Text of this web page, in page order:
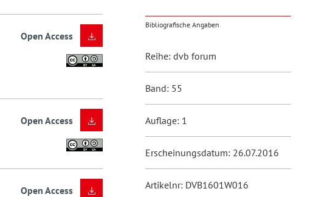
Open Access
Open Access
Open Access
Bibliografische Angaben
Reihe: dvb forum
Band: 55
Auflage: 1
Erscheinungsdatum: 26.07.2016
Artikelnr: DVB1601W016